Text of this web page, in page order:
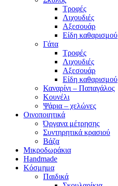
Τροφές
Λιχουδιές
Αξεσουάρ
Είδη καθαρισμού
Γάτα
Τροφές
Λιχουδιές
Αξεσουάρ
Είδη καθαρισμού
Καναρίνι – Παπαγάλος
Κουνέλι
Ψάρια – χελώνες
Οινοποιητικά
Όργανα μέτρησης
Συντηρητικά κρασιού
Βάζα
Μικροδωράκια
Handmade
Κόσμημα
Παιδικά